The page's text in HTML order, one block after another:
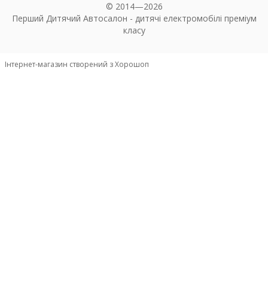
© 2014—2026
Перший Дитячий Автосалон - дитячі електромобілі преміум
класу
Інтернет-магазин створений з Хорошоп